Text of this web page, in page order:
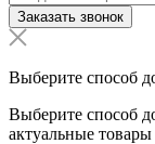
Заказать звонок
Выберите способ
Выберите способ
актуальные товары